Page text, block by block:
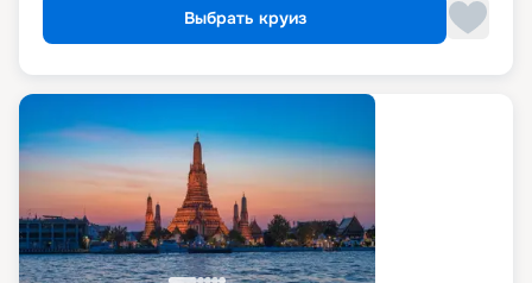
Выбрать круиз